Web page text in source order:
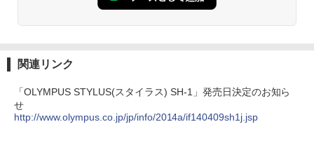
関連リンク
「OLYMPUS STYLUS(スタイラス) SH-1」発売日決定のお知ら
せ
http://www.olympus.co.jp/jp/info/2014a/if140409sh1j.jsp